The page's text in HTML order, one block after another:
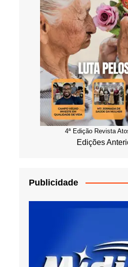
4ª Edição Revista
Edições
Publicidade